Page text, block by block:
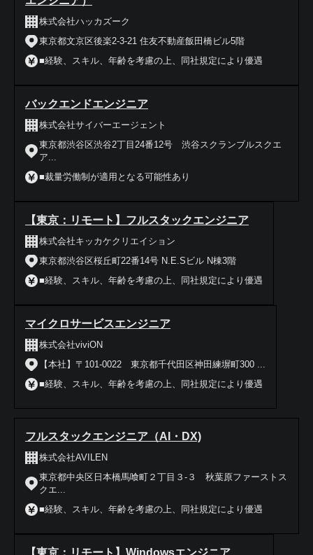
株式会社ハッカズーク
東京都文京区後楽2-3-21 住友不動産飯田橋ビル5階
■経験、スキル、年齢を考慮の上、同社規定により優遇
バックエンドエンジニア
株式会社サイバーエージェント
東京都渋谷区渋谷2丁目24番12号 渋谷スクランブルスクエ
ア...
■裁量労働制が適用となる可能性あり
【東京：リモート】フルスタックエンジニア
株式会社キッカケクリエイション
東京都渋谷区桜丘町22番14号 N.E.Sビル N棟3階
■経験、スキル、年齢を考慮の上、同社規定により優遇
マイクロサービスエンジニア
株式会社viviON
【本社】〒101-0022 東京都千代田区神田練塀町300 ...
■経験、スキル、年齢を考慮の上、同社規定により優遇
フルスタックエンジニア（AI・DX)
株式会社AVILEN
東京都中央区日本橋馬喰町２丁目３‐３ 秋葉原ファーストス
クエ...
■経験、スキル、年齢を考慮の上、同社規定により優遇
【東京：リモート】Windowsエンジニア